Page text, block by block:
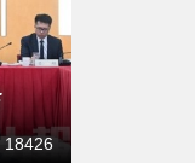
18426